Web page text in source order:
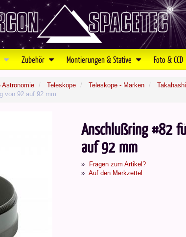
Zubehör Montierungen & Stative Foto & CCD
Astronomie Teleskope Teleskope - Marken Takahashi
von 92 auf 92 mm
Anschlußring #82
auf 92 mm
Fragen zum Artikel?
Auf den Merkzettel